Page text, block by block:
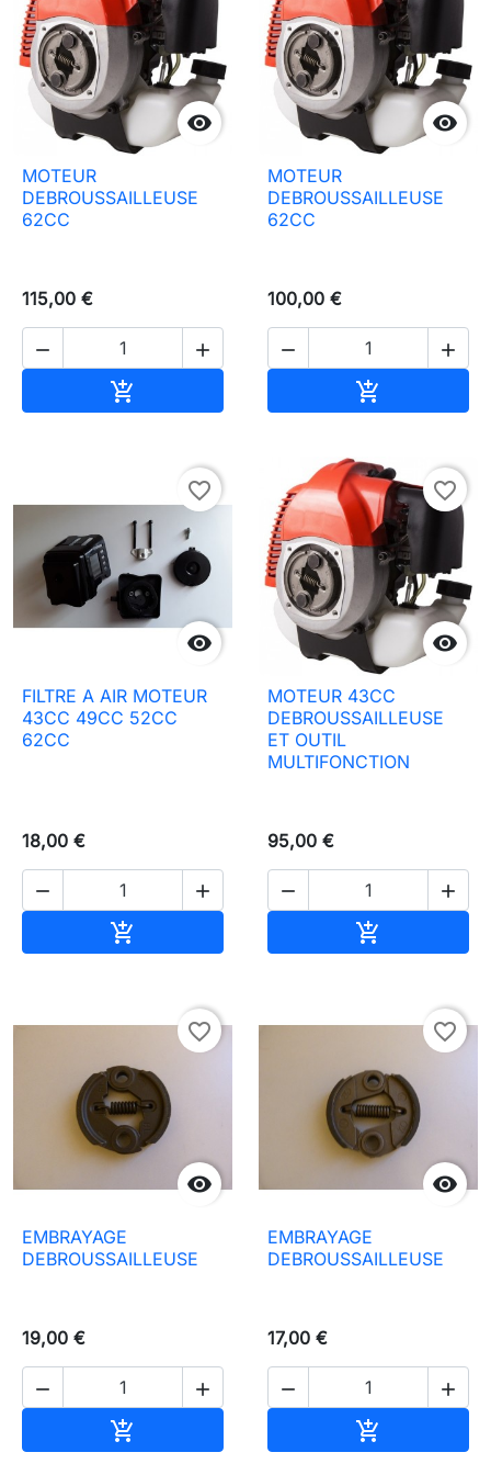

MOTEUR
DEBROUSSAILLEUSE
62CC
115,00 €
 


MOTEUR
DEBROUSSAILLEUSE
62CC
100,00 €
 


favorite_border
FILTRE A AIR MOTEUR
43CC 49CC 52CC
62CC
18,00 €
 


favorite_border
MOTEUR 43CC
DEBROUSSAILLEUSE
ET OUTIL
MULTIFONCTION
95,00 €
 


favorite_border
EMBRAYAGE
DEBROUSSAILLEUSE
19,00 €
 


favorite_border
EMBRAYAGE
DEBROUSSAILLEUSE
17,00 €
 
